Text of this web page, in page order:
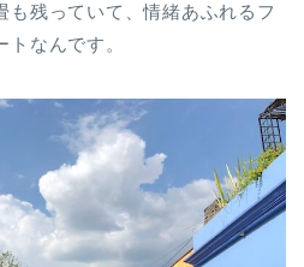
も残っていて、情緒あふれるフ
なんです。